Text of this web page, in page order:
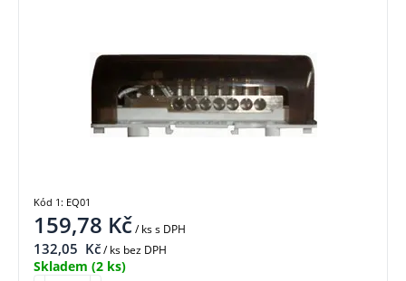
159,78 Kč/ kss DPH
132,05 Kč/ ks bez DPH
Skladem (2 ks)
Kód 1: EQ01